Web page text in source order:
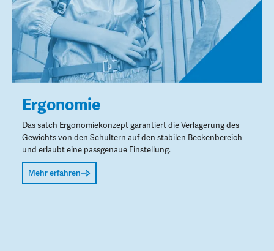
Ergonomie
Das satch Ergonomiekonzept garantiert die Verlagerung des
Gewichts von den Schultern auf den stabilen Beckenbereich
und erlaubt eine passgenaue Einstellung.
Mehr erfahren